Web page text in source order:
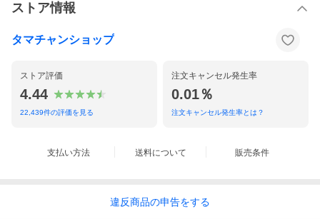
ストア情報
タマチャンショップ
ストア評価
4.44
22,439件の評価を見る
注文キャンセル発生率
0.01％
注文キャンセル発生率とは？
支払い方法 送料について 販売条件
違反商品の申告をする